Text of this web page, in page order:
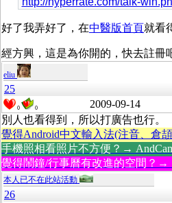
好了我弄好了，在中醫版首頁就看
經方興，這是為你開的，快去註冊
eliu
25
0 0 2009-09-14
別人也看得到，所以打廣告也行。
覺得Android中文輸入法(注音、倉
手機照相看照片不方便？→
覺得鬧鐘/行事曆有改進的空間？→
本人已不在此站活動
26